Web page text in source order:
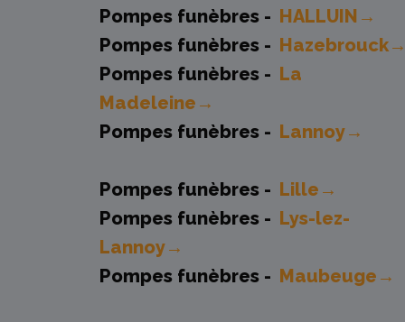
Pompes funèbres - HALLUIN→
Pompes funèbres - Hazebrouck→
Pompes funèbres - La
Madeleine→
Pompes funèbres - Lannoy→
Pompes funèbres - Lille→
Pompes funèbres - Lys-lez-
Lannoy→
Pompes funèbres - Maubeuge→